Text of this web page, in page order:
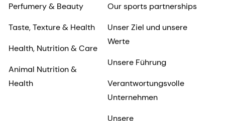
Perfumery & Beauty
Taste, Texture & Health
Health, Nutrition & Care
Animal Nutrition &
Health
Our sports partnerships
Unser Ziel und unsere
Werte
Unsere Führung
Verantwortungsvolle
Unternehmen
Unsere